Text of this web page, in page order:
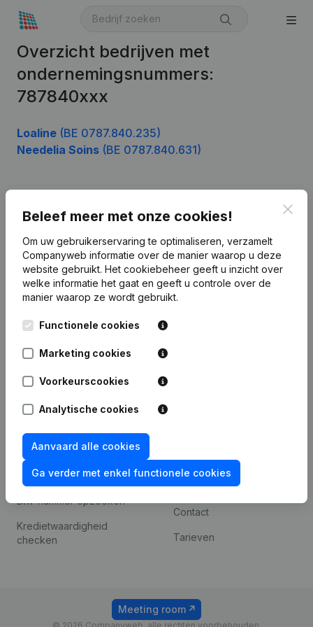
Overzicht bedrijven met
ondernemingsnummers:
787840xxx
Loaline (BE 0787.840.235)
Needelia Soins (BE 0787.840.631)
Beleef meer met onze cookies!
Om uw gebruikerservaring te optimaliseren, verzamelt
Companyweb informatie over de manier waarop u deze
website gebruikt. Het cookiebeheer geeft u inzicht over
welke informatie het gaat en geeft u controle over de
manier waarop ze wordt gebruikt.
Functionele cookies
Marketing cookies
Voorkeurscookies
Analytische cookies
Aanvaard alle cookies
Ga verder met enkel functionele cookies
Nederlands
Kantorenpark Everest
Leuvensesteenweg
248D,
1800 Vilvoorde
Monitoring
Internationaal zoeken
Spotlight
Compliance &
fraudepreventie
Jaarrekening raadplegen
Btw-nummer opzoeken
Kredietwaardigheid
checken
Integraties op maat
Betalingservaring
Contact
Tarieven
Meeting room